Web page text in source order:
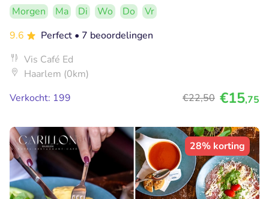
Morgen Ma Di Wo Do
Vr
9.6
Perfect • 7 beoordelingen
Vis Café Ed
Haarlem (0km)
Verkocht: 199
€22,50 €15,75
28% korting